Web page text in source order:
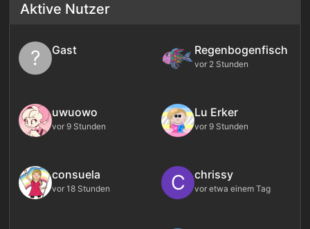
Aktive Nutzer
? Gast Regenbogenfisch
vor 2 Stunden
uwuowo
vor 9 Stunden
Lu Erker
vor 9 Stunden
consuela
vor 18 Stunden C chrissy
vor etwa einem Tag